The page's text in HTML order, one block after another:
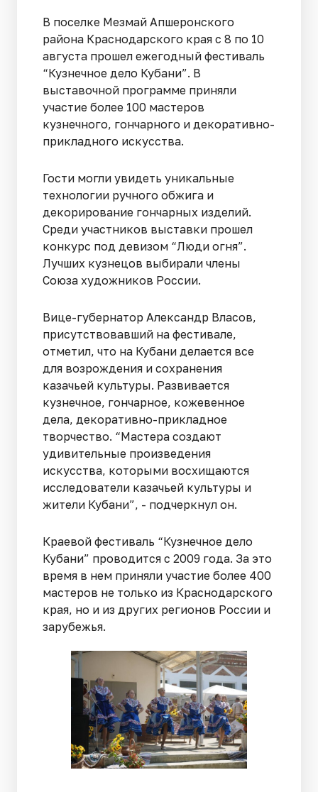
В поселке Мезмай Апшеронского
района Краснодарского края с 8 по 10
августа прошел ежегодный фестиваль
“Кузнечное дело Кубани”. В
выставочной программе приняли
участие более 100 мастеров
кузнечного, гончарного и декоративно-
прикладного искусства.
Гости могли увидеть уникальные
технологии ручного обжига и
декорирование гончарных изделий.
Среди участников выставки прошел
конкурс под девизом “Люди огня”.
Лучших кузнецов выбирали члены
Союза художников России.
Вице-губернатор Александр Власов,
присутствовавший на фестивале,
отметил, что на Кубани делается все
для возрождения и сохранения
казачьей культуры. Развивается
кузнечное, гончарное, кожевенное
дела, декоративно-прикладное
творчество. “Мастера создают
удивительные произведения
искусства, которыми восхищаются
исследователи казачьей культуры и
жители Кубани”, - подчеркнул он.
Краевой фестиваль “Кузнечное дело
Кубани” проводится с 2009 года. За это
время в нем приняли участие более 400
мастеров не только из Краснодарского
края, но и из других регионов России и
зарубежья.